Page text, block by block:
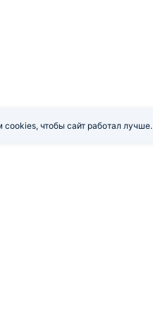
чтобы сайт работал лучше.